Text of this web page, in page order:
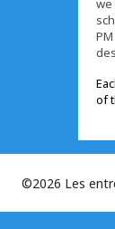
we
of
©2026 Les